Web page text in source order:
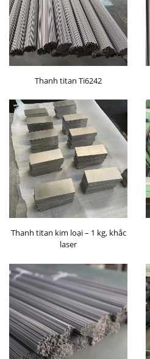
Thanh titan Ti6242
Thanh titan kim loại – 1 kg, khắc
laser